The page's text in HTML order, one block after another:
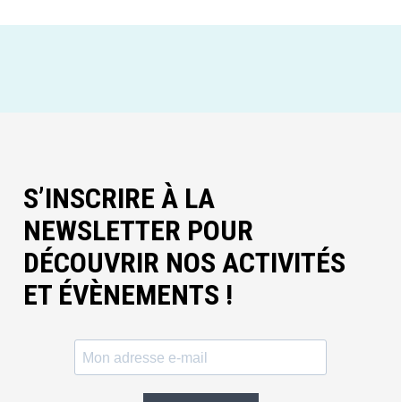
S’INSCRIRE À LA
NEWSLETTER POUR
DÉCOUVRIR NOS ACTIVITÉS
ET ÉVÈNEMENTS !